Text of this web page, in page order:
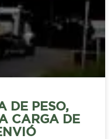
DE PESO,
CARGA DE